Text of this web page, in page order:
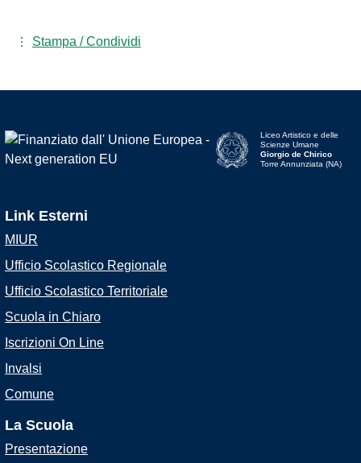
Stampa / Condividi
Liceo Artistico e delle
Scienze Umane
Giorgio de Chirico
Torre Annunziata (NA)
Link Esterni
MIUR
Ufficio Scolastico Regionale
Ufficio Scolastico Territoriale
Scuola in Chiaro
Iscrizioni On Line
Invalsi
Comune
La Scuola
Presentazione